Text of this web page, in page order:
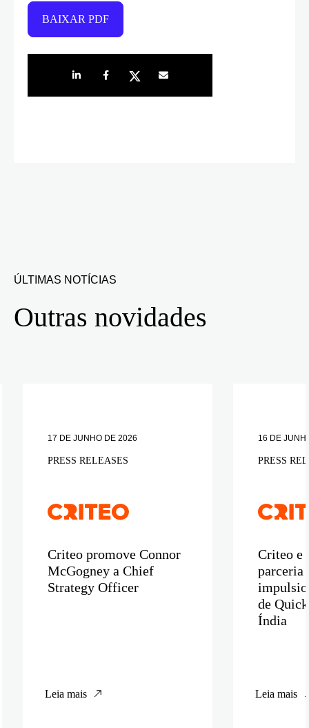
BAIXAR PDF
Share on LinkedIn
Share on Facebook
Share on TwitterShare by e-mail
ÚLTIMAS NOTÍCIAS
Outras novidades
17 DE JUNHO DE 2026
PRESS RELEASES
Criteo promove Connor
McGogney a Chief
Strategy Officer
Leia mais
16 DE
PRESS
Criteo e
parceria
de
Índia
Leia mais